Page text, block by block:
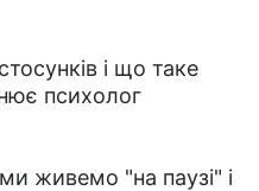
і що таке
психолог
живемо "на паузі" і